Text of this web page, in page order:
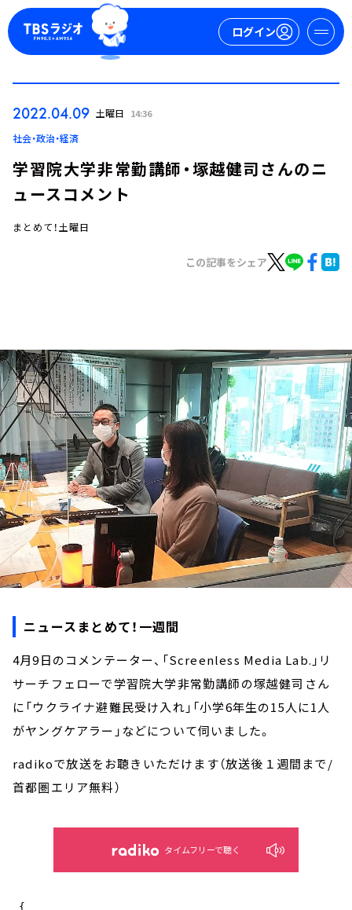
ログイン
お知らせ
イベント・グッズ
YouTube
会社情報
2022.04.09 土曜日 14:36
社会・政治・経済
学習院大学非常勤講師・塚越健司さんのニ
ュースコメント
まとめて！土曜日
この記事をシェア
ニュースまとめて！一週間
4月9日のコメンテーター、「Screenless Media Lab.」リ
サーチフェローで学習院大学非常勤講師の塚越健司さん
に「ウクライナ避難民受け入れ」「小学6年生の15人に1人
がヤングケアラー」などについて伺いました。
radikoで放送をお聴きいただけます（放送後１週間まで/
首都圏エリア無料）
タイムフリーで聴く